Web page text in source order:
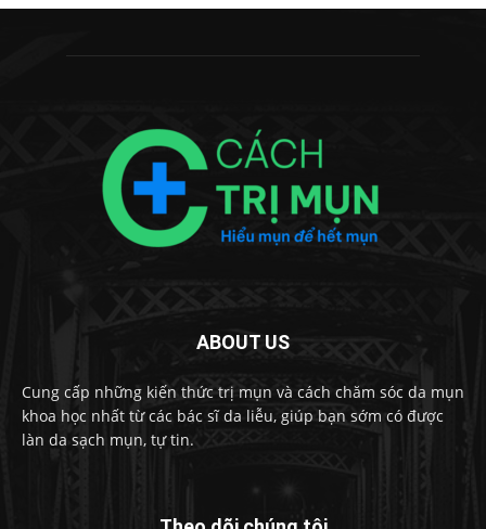
ABOUT US
Cung cấp những kiến thức trị mụn và cách chăm sóc da mụn
khoa học nhất từ các bác sĩ da liễu, giúp bạn sớm có được
làn da sạch mụn, tự tin.